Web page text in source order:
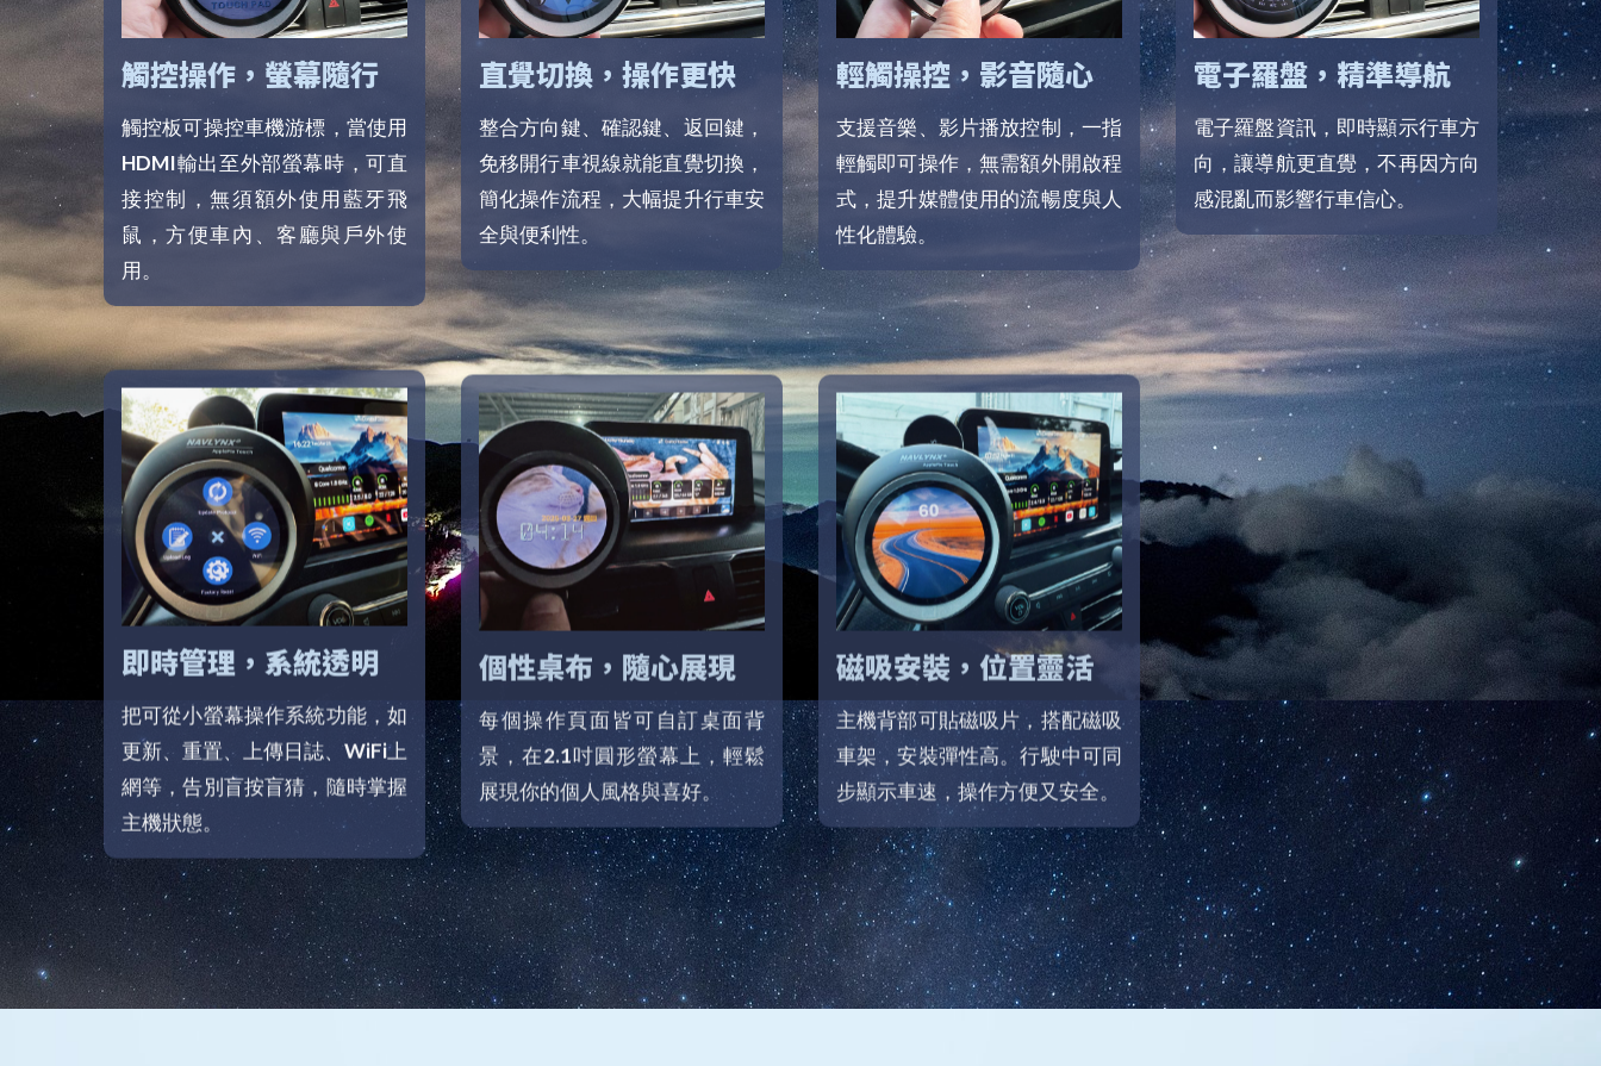
觸控操作，螢幕隨行
觸控板可操控車機游標，當使用
HDMI輸出至外部螢幕時，可直
接控制，無須額外使用藍牙飛
鼠，方便車內、客廳與戶外使
用。
直覺切換，操作更快
整合方向鍵、確認鍵、返回鍵，
免移開行車視線就能直覺切換，
簡化操作流程，大幅提升行車安
全與便利性。
輕觸操控，影音隨心
支援音樂、影片播放控制，一指
輕觸即可操作，無需額外開啟程
式，提升媒體使用的流暢度與人
性化體驗。
電子羅盤，精準導航
電子羅盤資訊，即時顯示行車方
向，讓導航更直覺，不再因方向
感混亂而影響行車信心。
即時管理，系統透明
把可從小螢幕操作系統功能，如
更新、重置、上傳日誌、WiFi上
網等，告別盲按盲猜，隨時掌握
主機狀態。
個性桌布，隨心展現
每個操作頁面皆可自訂桌面背
景，在2.1吋圓形螢幕上，輕鬆
展現你的個人風格與喜好。
磁吸安裝，位置靈活
主機背部可貼磁吸片，搭配磁吸
車架，安裝彈性高。行駛中可同
步顯示車速，操作方便又安全。